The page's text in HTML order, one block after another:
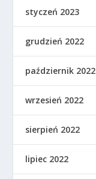
styczeń 2023
grudzień 2022
październik 2022
wrzesień 2022
sierpień 2022
lipiec 2022